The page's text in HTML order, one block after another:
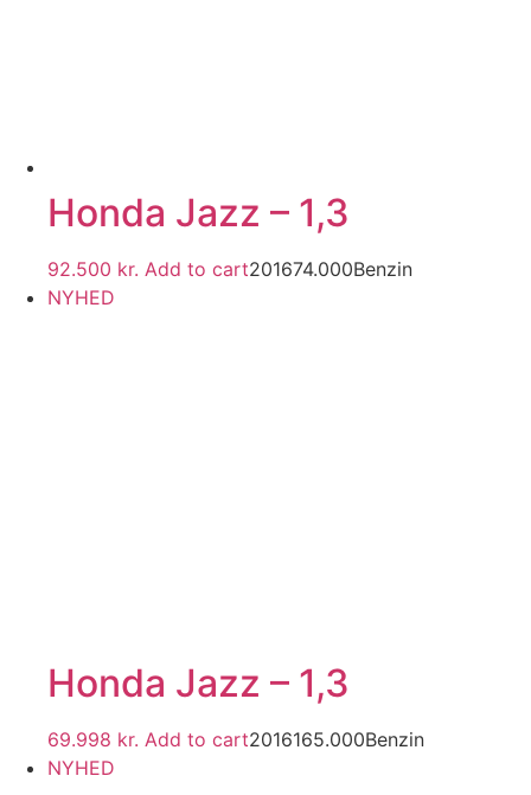
Honda Jazz – 1,3
92.500 kr. Add to cart201674.000Benzin
NYHED
Honda Jazz – 1,3
69.998 kr. Add to cart2016165.000Benzin
NYHED